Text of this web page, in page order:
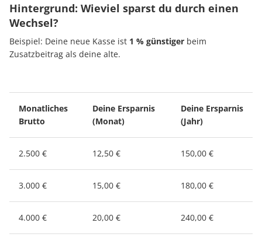
Hintergrund: Wieviel sparst du durch einen
Wechsel?
Beispiel: Deine neue Kasse ist 1 % günstiger beim
Zusatzbeitrag als deine alte.
Monatliches
Brutto
Deine Ersparnis
(Monat)
Deine Ersparnis
(Jahr)
2.500 € 12,50 € 150,00 €
3.000 € 15,00 € 180,00 €
4.000 € 20,00 € 240,00 €